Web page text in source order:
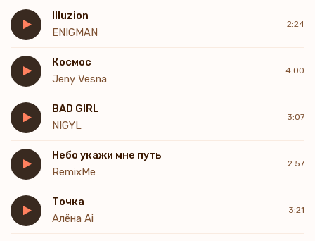
Illuzion
ENIGMAN
2:24
Космос
Jeny Vesna
4:00
BAD GIRL
NIGYL
3:07
Небо укажи мне путь
RemixMe
2:57
Точка
Алёна Ai
3:21